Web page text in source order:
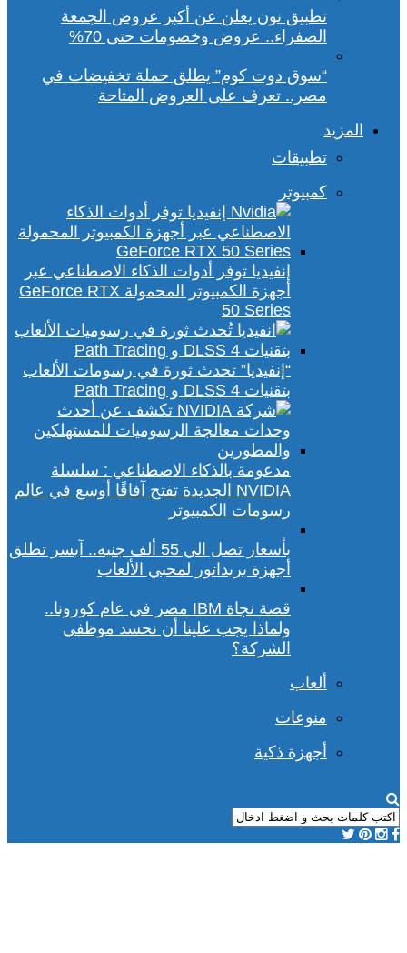
تطبيق نون يعلن عن أكبر عروض الجمعة
الصفراء.. عروض وخصومات حتى 70%
“سوق دوت كوم” يطلق حملة تخفيضات في
مصر.. تعرف على العروض المتاحة
المزيد
تطبيقات
كمبيوتر
إنفيديا توفر أدوات الذكاء الاصطناعي عبر
أجهزة الكمبيوتر المحمولة GeForce RTX
50 Series
“إنفيديا” تحدث ثورة في رسومات الألعاب
بتقنيات DLSS 4 و Path Tracing
مدعومة بالذكاء الاصطناعي : سلسلة
NVIDIA الجديدة تفتح آفاقًا أوسع في عالم
رسومات الكمبيوتر
بأسعار تصل الي 55 ألف جنيه.. آيسر تطلق
أجهزة بريداتور لمحبي الألعاب
قصة نجاة IBM مصر في عام كورونا..
ولماذا يجب علينا أن نحسد موظفي
الشركة؟
ألعاب
منوعات
أجهزة ذكية